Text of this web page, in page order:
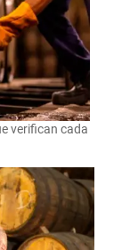
verifican cada